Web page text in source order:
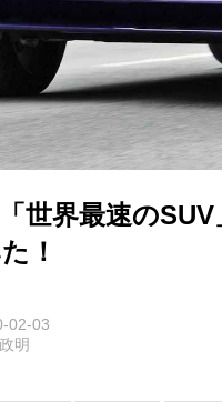
「世界最速の
！
02-03
明